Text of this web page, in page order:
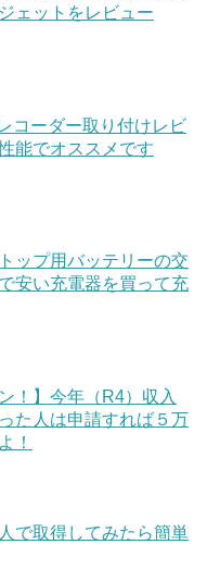
ェットをレビュー
コーダー取り付けレビ
能でオススメです
ップ用バッテリーの交
安い充電器を買って充
！】今年（R4）収入
た人は申請すれば５万
！
で取得してみたら簡単